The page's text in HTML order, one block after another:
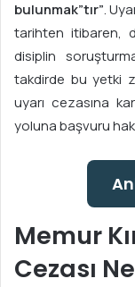
bulunmak”tır”.
tarihten itibaren,
disiplin
takdirde bu yetki
uyarı cezasına
yoluna başvuru
Memur
Cezası